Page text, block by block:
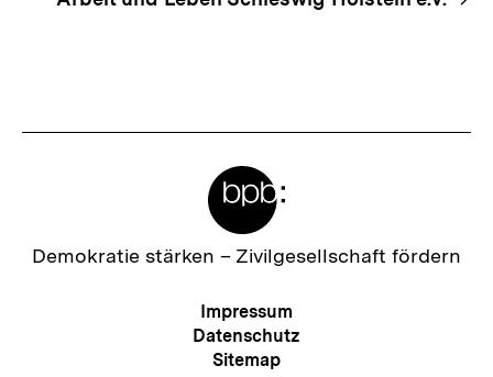
Zur
Demokratie stärken – Zivilgesellschaft fördern
Meta-
Navigation
Impressum
Datenschutz
Sitemap